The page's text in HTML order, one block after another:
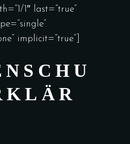
1″ last=“true“
implicit=“true“]